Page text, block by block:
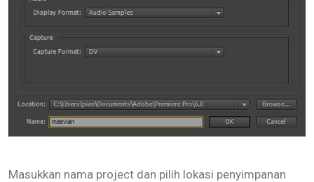
Masukkan nama project dan pilih lokasi penyimpanan